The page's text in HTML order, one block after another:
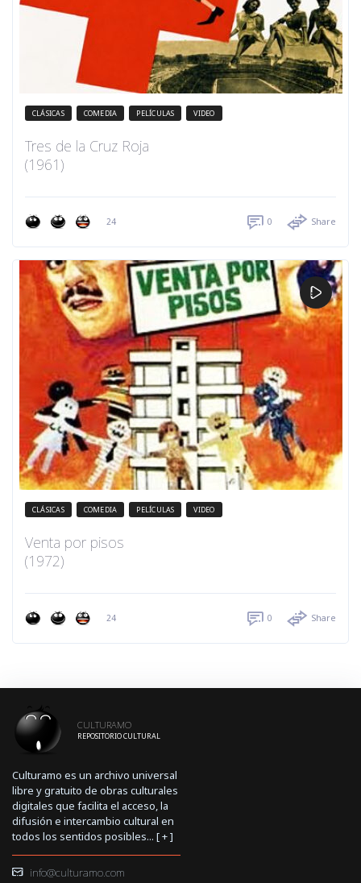
CLÁSICAS COMEDIA PELÍCULAS VIDEO
Tres de la Cruz Roja
(1961)
24 0 Share
CLÁSICAS COMEDIA PELÍCULAS VIDEO
Venta por pisos
(1972)
24 0 Share
CULTURAMO
REPOSITORIO CULTURAL
Culturamo es un archivo universal
libre y gratuito de obras culturales
digitales que facilita el acceso, la
difusión e intercambio cultural en
todos los sentidos posibles... [+]
info@culturamo.com